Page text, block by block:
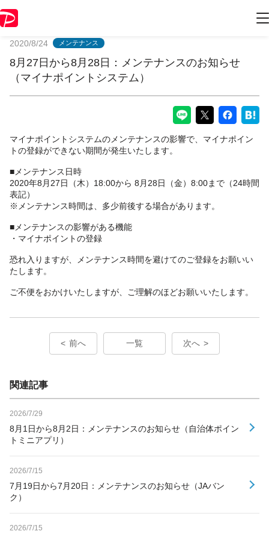
2020/8/24 メンテナンス
8月27日から8月28日：メンテナンスのお知らせ
（マイナポイントシステム）
マイナポイントシステムのメンテナンスの影響で、マイナポイン
トの登録ができない期間が発生いたします。
■メンテナンス日時
2020年8月27日（木）18:00から 8月28日（金）8:00まで（24時間
表記）
※メンテナンス時間は、多少前後する場合があります。
■メンテナンスの影響がある機能
・マイナポイントの登録
恐れ入りますが、メンテナンス時間を避けてのご登録をお願いい
たします。
ご不便をおかけいたしますが、ご理解のほどお願いいたします。
前へ 一覧 次へ
関連記事
2026/7/29
8月1日から8月2日：メンテナンスのお知らせ（自治体ポイン
トミニアプリ）
2026/7/15
7月19日から7月20日：メンテナンスのお知らせ（JAバン
ク）
2026/7/15